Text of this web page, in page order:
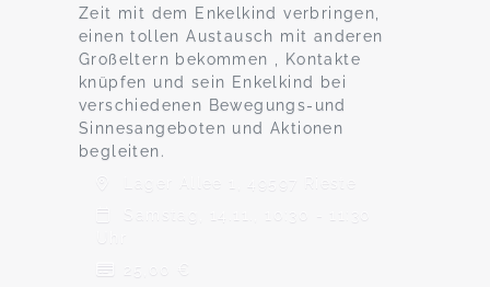
Zeit mit dem Enkelkind verbringen,
einen tollen Austausch mit anderen
Großeltern bekommen , Kontakte
knüpfen und sein Enkelkind bei
verschiedenen Bewegungs-und
Sinnesangeboten und Aktionen
begleiten.
Lager Allee 1, 49597 Rieste
Samstag, 14.11., 10:30 - 11:30
25,00 €